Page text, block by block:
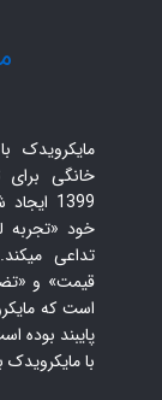
مایکرویدک
خانگی برای
1399
خود
تداعی
قیمت» و
است که
پایبند بوده
با مایکرویدک